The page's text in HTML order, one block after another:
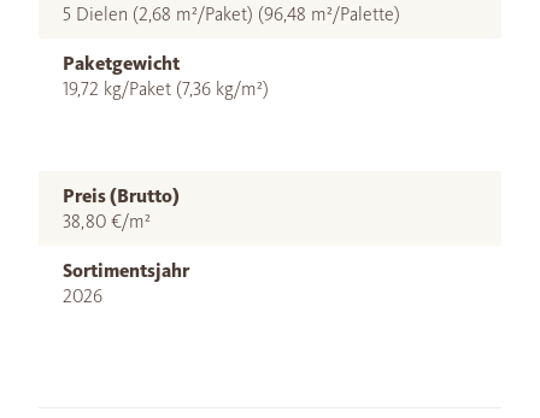
5 Dielen (2,68 m²/Paket) (96,48 m²/Palette)
Paketgewicht
19,72 kg/Paket (7,36 kg/m²)
Preis (Brutto)
38,80 €/m²
Sortimentsjahr
2026